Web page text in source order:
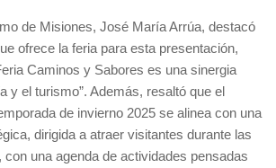
de Misiones, José María Arrúa, destacó
ofrece la feria para esta presentación,
Caminos y Sabores es una sinergia
y el turismo”. Además, resaltó que el
de invierno 2025 se alinea con una
dirigida a atraer visitantes durante las
una agenda de actividades pensadas